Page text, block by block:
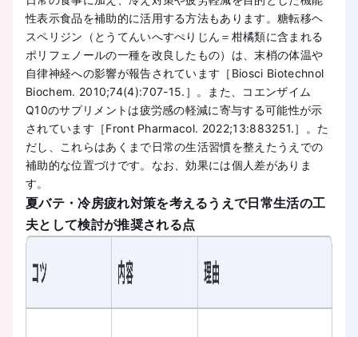
性表示食品を補助的に活用する方法もあります。糖転移ヘ
スペリジン（とうてんいへすぺりじん＝柑橘類に含まれる
ポリフェノールの一種を改良したもの）は、末梢の体温や
自律神経への影響が報告されています［Biosci Biotechnol
Biochem. 2010;74(4):707-15.］。また、コエンザイム
Q10のサプリメントは疲労感の軽減に寄与する可能性が示
されています［Front Pharmacol. 2022;13:883251.］。た
だし、これらはあくまで日常の生活習慣を整えたうえでの
補助的な位置づけです。なお、効果には個人差がありま
す。
夏バテ・冷房疲れ対策を考えるうえで日常生活の工
夫として検討が推奨される点